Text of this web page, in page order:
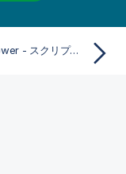
ZTestw_lower - スクリプトおよびチャート関数